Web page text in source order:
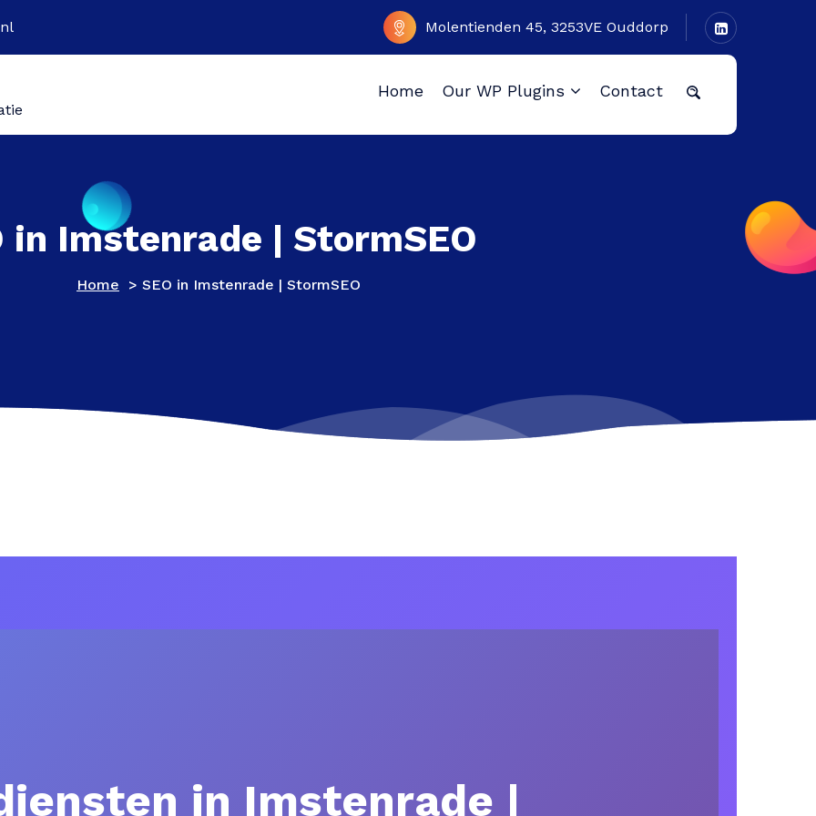
Molentienden 45, 3253VE Ouddorp
Home Our WP Plugins Contact
in Imstenrade | StormSEO
Home > SEO in Imstenrade | StormSEO
in Imstenrade |